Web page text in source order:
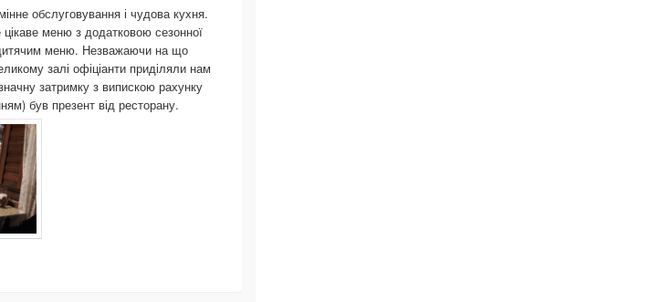
обслуговування і чудова кухня.
меню з додатковою сезонної
меню. Незважаючи на що
залі офіціанти приділяли нам
затримку з випискою рахунку
був презент від ресторану.